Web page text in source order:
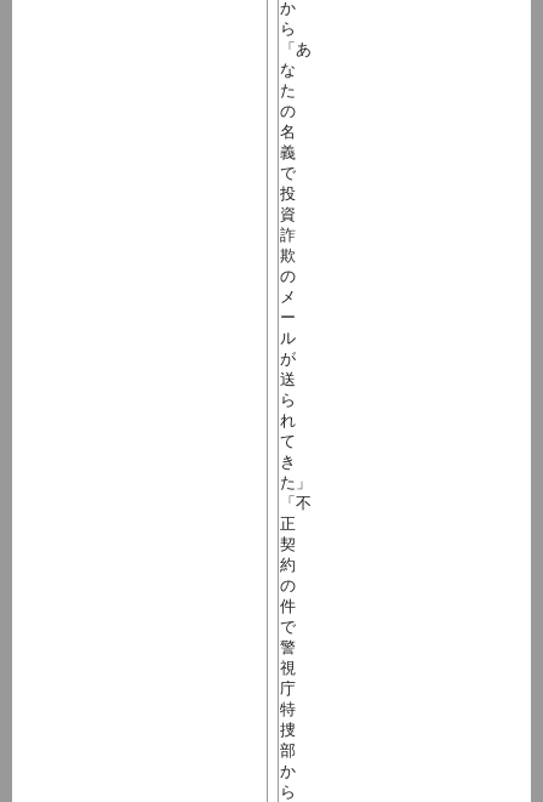
か
ら
「あ
な
た
の
名
義
で
投
資
詐
欺
の
メ
ー
ル
が
送
ら
れ
て
き
た」
「不
正
契
約
の
件
で
警
視
庁
特
捜
部
か
ら